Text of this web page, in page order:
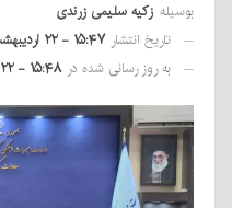
بوسیله زکیه سلیمی زرندی
تاریخ انتشار ۱۵:۴۷ - ۲۲ اردیبهشت ۱۴۰۴
به روز رسانی شده در ۱۵:۴۸ - ۲۲ اردیبهشت ۱۴۰۴